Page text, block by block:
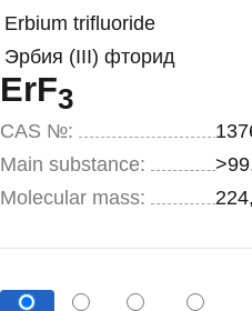
Erbium trifluoride
Эрбия (III) фторид
ErF3
CAS №:
Main substance:
Molecular mass: